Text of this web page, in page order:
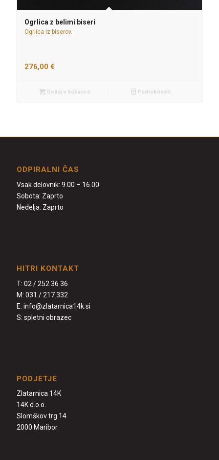
Ogrlica z belimi biseri
Ogrlica iz biserov.
276,00 €
Dodaj v košarico Podrobnosti
ODPIRALNI ČAS
Vsak delovnik: 9.00 – 16.00
Sobota: Zaprto
Nedelja: Zaprto
HITRI KONTAKT
T: 02 / 252 36 36
M: 031 / 217 332
E: info@zlatarnica14k.si
S: spletni obrazec
PODJETJE
Zlatarnica 14K
14K d.o.o.
Slomškov trg 14
2000 Maribor